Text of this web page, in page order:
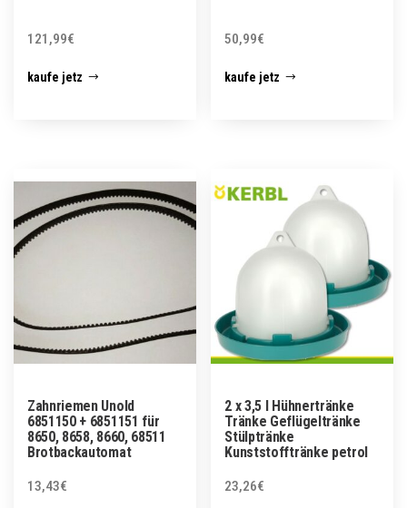
121,99€
kaufe jetz
50,99€
kaufe jetz
Zahnriemen Unold
6851150 + 6851151 für
8650, 8658, 8660, 68511
Brotbackautomat
13,43€
2 x 3,5 l Hühnertränke
Tränke Geflügeltränke
Stülptränke
Kunststofftränke petrol
23,26€